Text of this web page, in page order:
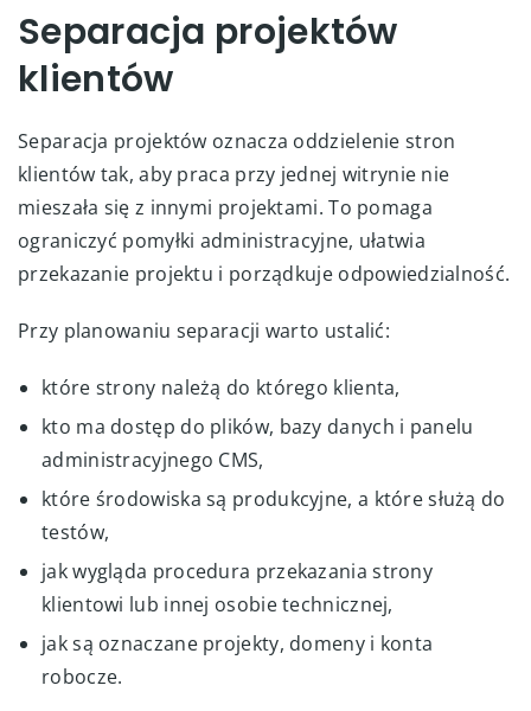
Separacja projektów
klientów
Separacja projektów oznacza oddzielenie stron
klientów tak, aby praca przy jednej witrynie nie
mieszała się z innymi projektami. To pomaga
ograniczyć pomyłki administracyjne, ułatwia
przekazanie projektu i porządkuje odpowiedzialność.
Przy planowaniu separacji warto ustalić:
które strony należą do którego klienta,
kto ma dostęp do plików, bazy danych i panelu
administracyjnego CMS,
które środowiska są produkcyjne, a które służą do
testów,
jak wygląda procedura przekazania strony
klientowi lub innej osobie technicznej,
jak są oznaczane projekty, domeny i konta
robocze.